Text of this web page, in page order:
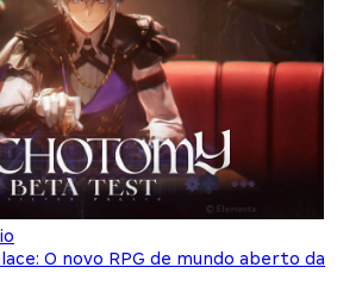
O novo RPG de mundo aberto da